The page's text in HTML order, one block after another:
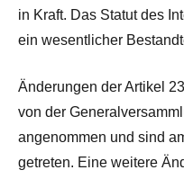
in Kraft. Das Statut des
ein wesentlicher
Änderungen der Artikel
von der
angenommen und sind
getreten. Eine weitere